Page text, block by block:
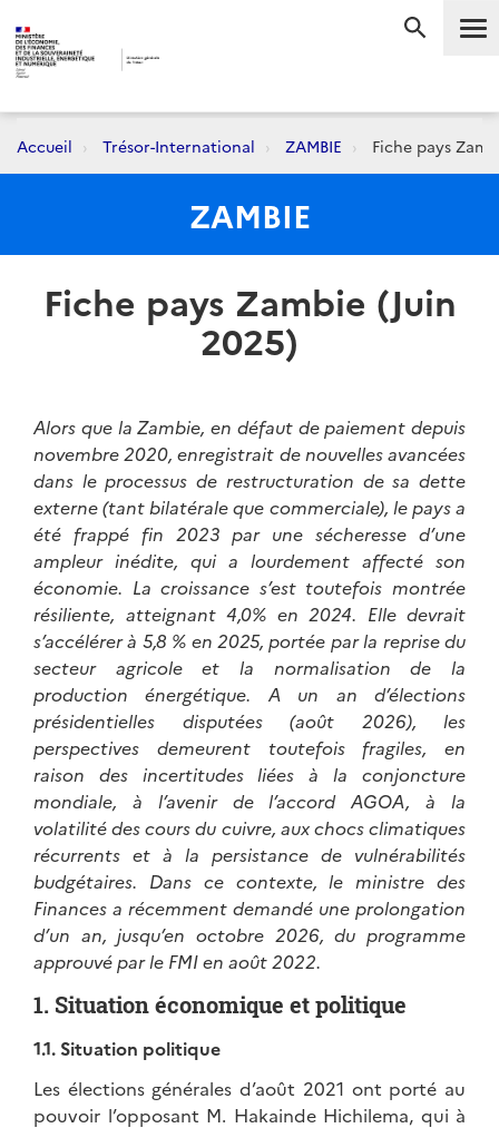
Accueil Trésor-International ZAMBIE Fiche pays
ZAMBIE
Fiche pays Zambie (Juin
2025)
Alors que la Zambie, en défaut de paiement depuis
novembre 2020, enregistrait de nouvelles avancées
dans le processus de restructuration de sa dette
externe (tant bilatérale que commerciale), le pays a
été frappé fin 2023 par une sécheresse d’une
ampleur inédite, qui a lourdement affecté son
économie. La croissance s’est toutefois montrée
résiliente, atteignant 4,0% en 2024. Elle devrait
s’accélérer à 5,8 % en 2025, portée par la reprise du
secteur agricole et la normalisation de la
production énergétique. A un an d’élections
présidentielles disputées (août 2026), les
perspectives demeurent toutefois fragiles, en
raison des incertitudes liées à la conjoncture
mondiale, à l’avenir de l’accord AGOA, à la
volatilité des cours du cuivre, aux chocs climatiques
récurrents et à la persistance de vulnérabilités
budgétaires. Dans ce contexte, le ministre des
Finances a récemment demandé une prolongation
d’un an, jusqu’en octobre 2026, du programme
approuvé par le FMI en août 2022.
1. Situation économique et politique
1.1. Situation politique
Les élections générales d’août 2021 ont porté au
pouvoir l’opposant M. Hakainde Hichilema, qui à